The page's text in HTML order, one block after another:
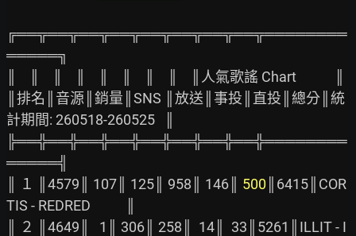
╔══╦══╦══╦══╦══╦══╦══╦══╦════════
═════╗
║    ║    ║    ║    ║    ║    ║    ║    ║人氣歌謠 Chart            ║
║排名║音源║銷量║SNS ║放送║事投║直投║總分║統
計期間: 260518-260525   ║
╠══╬══╬══╬══╬══╬══╬══╬══╬════════
═════╣
║ １ ║4579║ 107║ 125║ 958║ 146║ 500 ║6415║COR
TIS - REDRED           ║
║ ２ ║4649║   1║ 306║ 258║  14║  33║5261║ILLIT - I